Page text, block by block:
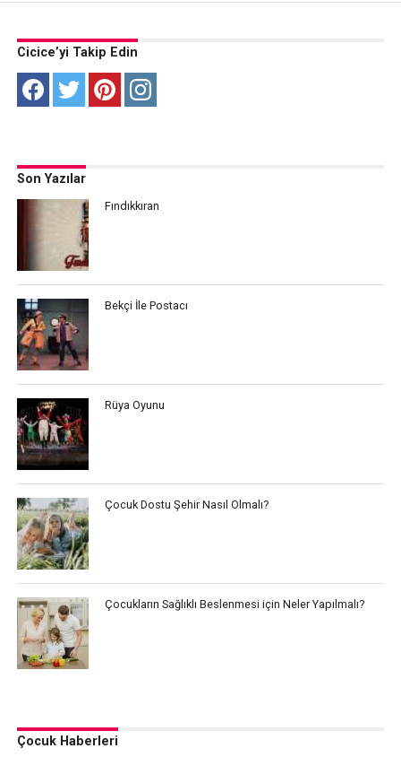
Cicice’yi Takip Edin
Son Yazılar
Fındıkkıran
Bekçi İle Postacı
Rüya Oyunu
Çocuk Dostu Şehir Nasıl Olmalı?
Çocukların Sağlıklı Beslenmesi için Neler Yapılmalı?
Çocuk Haberleri